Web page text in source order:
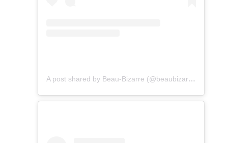
A post shared by Beau-Bizarre (@beaubizarre_leshop)